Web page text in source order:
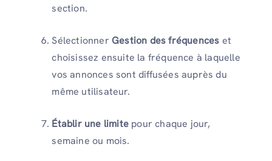
section.
Sélectionner Gestion des fréquences et
choisissez ensuite la fréquence à laquelle
vos annonces sont diffusées auprès du
même utilisateur.
Établir une limite pour chaque jour,
semaine ou mois.